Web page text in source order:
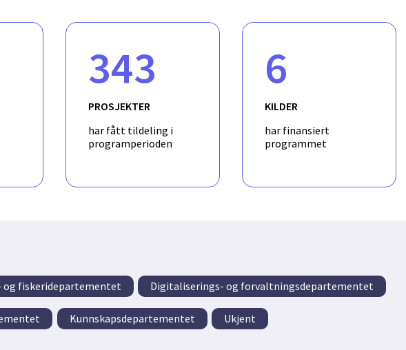
343
PROSJEKTER
har fått tildeling i
programperioden
6
KILDER
har finansiert
programmet
fiskeridepartementet Digitaliserings- og forvaltningsdepartementet
Kunnskapsdepartementet Ukjent